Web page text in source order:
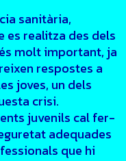
sanitària,
es realitza des dels
molt important, ja
respostes a
joves, un dels
crisi.
juvenils cal fer-
adequades
que hi